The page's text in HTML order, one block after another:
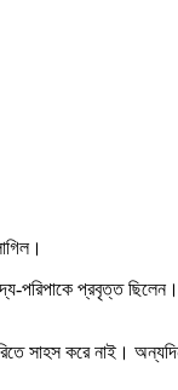
পরিপাকে প্রবৃত্ত
সাহস করে নাই।